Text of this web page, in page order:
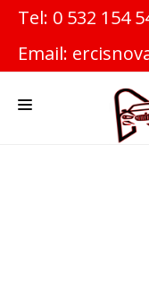
Tel: 0 532 154
Email: